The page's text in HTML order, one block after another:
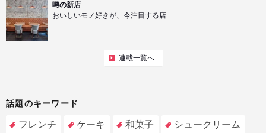
噂の新店
おいしいモノ好きが、今注目する店
連載一覧へ
話題のキーワード
フレンチ ケーキ 和菓子 シュークリーム